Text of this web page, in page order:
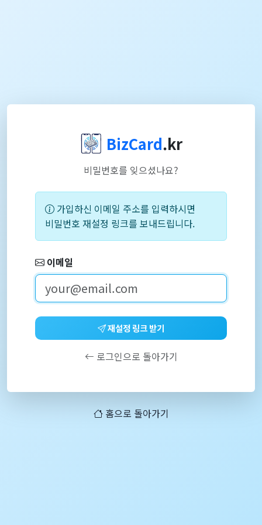
BizCard.kr
비밀번호를 잊으셨나요?
가입하신 이메일 주소를 입력하시면
비밀번호 재설정 링크를 보내드립니다.
이메일
재설정 링크 받기
로그인으로 돌아가기
홈으로 돌아가기